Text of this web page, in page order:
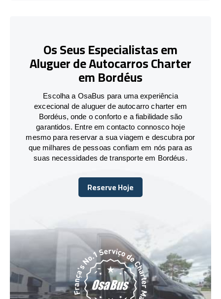
Os Seus Especialistas em
Aluguer de Autocarros Charter
em Bordéus
Escolha a OsaBus para uma experiência
excecional de aluguer de autocarro charter em
Bordéus, onde o conforto e a fiabilidade são
garantidos. Entre em contacto connosco hoje
mesmo para reservar a sua viagem e descubra por
que milhares de pessoas confiam em nós para as
suas necessidades de transporte em Bordéus.
Reserve Hoje
Reserve Hoje